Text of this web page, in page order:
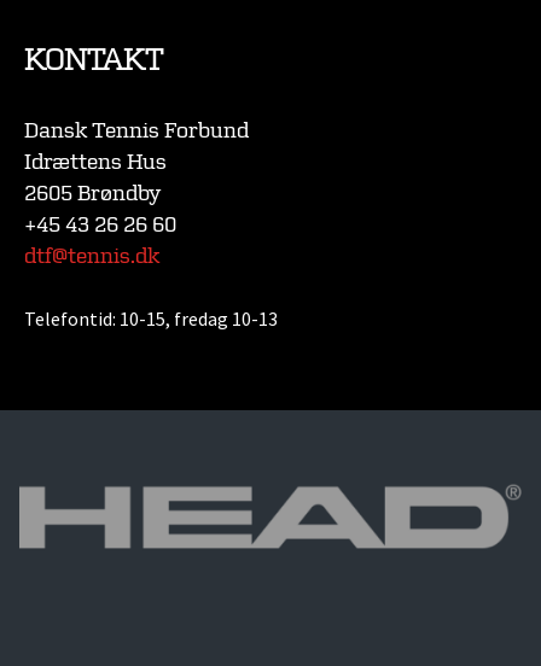
KONTAKT
Dansk Tennis Forbund
Idrættens Hus
2605 Brøndby
+45 43 26 26 60
dtf@tennis.dk
Telefontid: 10-15, fredag 10-13